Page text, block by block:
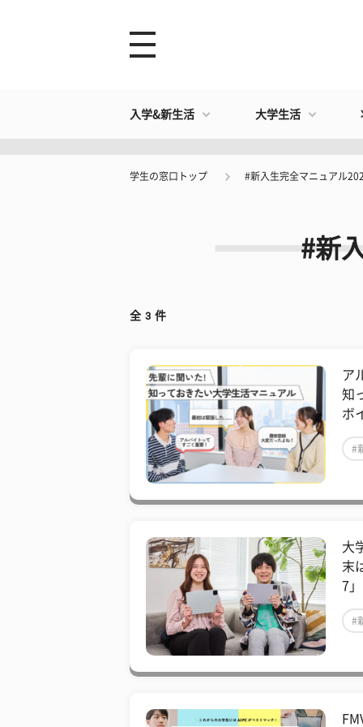
入学&新生活 大学生活
学生の窓口トップ #新入生完全マニュアル
#新
全 3 件
ア
知
ボ
#
大
末
7
#